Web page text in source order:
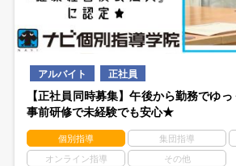
アルバイト 正社員
【正社員同時募集】午後から勤務でゆ
事前研修で未経験でも安心★
個別指導 集団指導
オンライン指導 その他